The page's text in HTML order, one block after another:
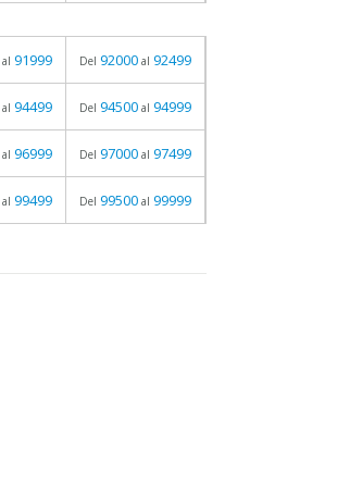
al 91999 Del 92000 al 92499
al 94499 Del 94500 al 94999
al 96999 Del 97000 al 97499
al 99499 Del 99500 al 99999